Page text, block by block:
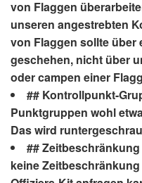
von Flaggen
unseren angestrebten
von Flaggen sollte über
geschehen, nicht über
oder campen einer
## Kontrollpunkt-
Punktgruppen wohl
Das wird
##
keine